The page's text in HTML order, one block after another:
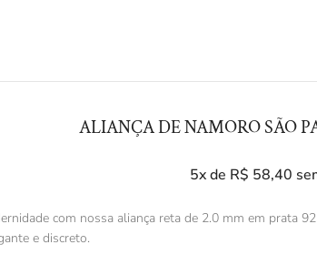
ALIANÇA DE NAMORO SÃO
5x de R$ 58,40
com nossa aliança reta de 2.0 mm em prata
e discreto.